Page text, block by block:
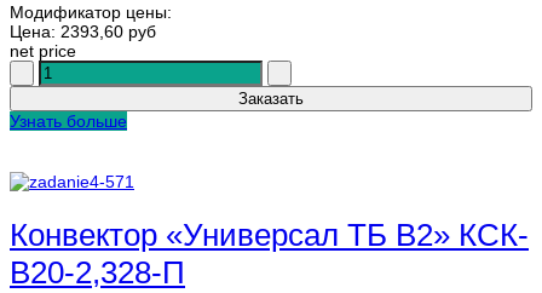
Модификатор цены:
Цена: 2393,60 руб
net price
Узнать больше
Конвектор «Универсал ТБ В2» КСК-
В20-2,328-П